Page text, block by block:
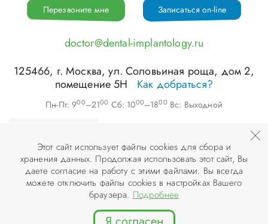
Перезвоните мне Записаться on-line
doctor@dental-implantology.ru
125466, г.Москва,ул. Соловьиная роща, дом 2,
помещение 5Н
Как добраться?
Пн-Пт: 900–2100 Сб: 1000–1800 Вс: Выходной
©ООО «АПЕКС-Д», 2026
© Разработка и дизайн сайта «Инфодизайн» , 2007–2026
Этот сайт использует файлы cookies для сбора и
хранения данных. Продолжая использовать этот сайт, Вы
даете согласие на работу с этими файлами. Вы всегда
можете отключить файлы cookies в настройках Вашего
браузера. Подробнее